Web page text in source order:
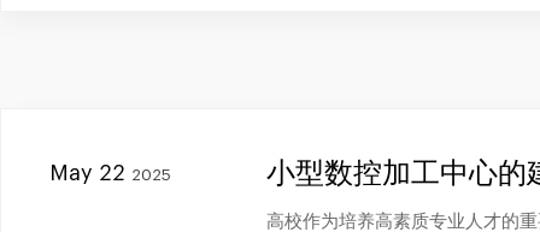
May 22 2025 小型数控加工中心的
高校作为培养高素质专业人才的